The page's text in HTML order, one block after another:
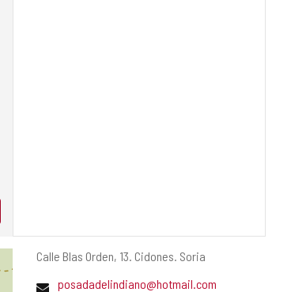
Adresse
Calle Blas Orden, 13. Cidones. Soria
Adresseposadadelindiano@hotmail.com